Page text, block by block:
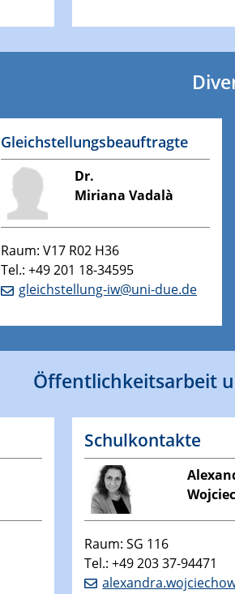
Gleichstellungsbeauftragte
Dr.
Miriana Vadalà
Raum: V17 R02 H36
Tel.: +49 201 18-34595
gleichstellung-iw@uni-due.de
Öffentlichkeitsarbeit
Schulkontakte
Raum: SG 116
Tel.: +49 203 37-94471